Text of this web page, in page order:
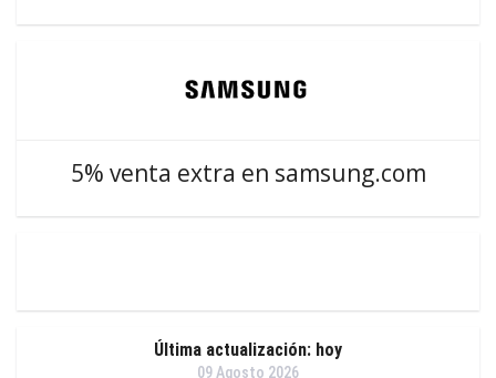
5% venta extra en samsung.com
Última actualización: hoy
09 Agosto 2026